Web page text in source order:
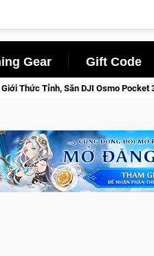
Gear Gift Code
Hôm Nay Lineage